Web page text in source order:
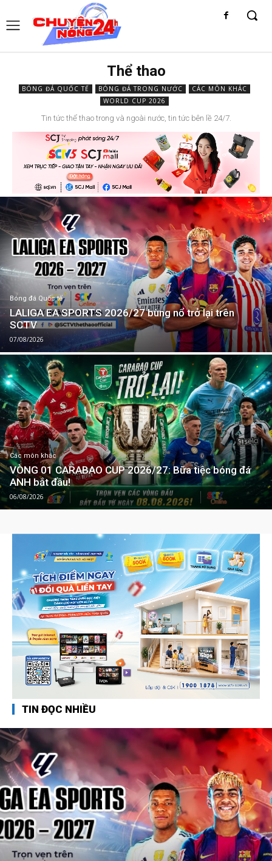
Thể thao
BÓNG ĐÁ QUỐC TẾ BÓNG ĐÁ TRONG NƯỚC
CÁC MÔN KHÁC
WORLD CUP 2026
Tin tức thể thao trong và ngoài nước, tin tức bên lề 24/7.
Bóng đá Quốc tế
LALIGA EA SPORTS 2026/27 bùng nổ trở lại trên
SCTV
07/08/2026
Các môn khác
VÒNG 01 CARABAO CUP 2026/27: Bữa tiệc bóng đá
ANH bắt đầu!
06/08/2026
TIN ĐỌC NHIỀU